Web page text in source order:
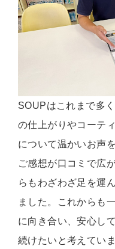
SOUPはこれまで多
の仕上がりやコーテ
について温かいお声
ご感想が口コミで広
らもわざわざ足を運
ました。これからも
に向き合い、安心し
続けたいと考えていま